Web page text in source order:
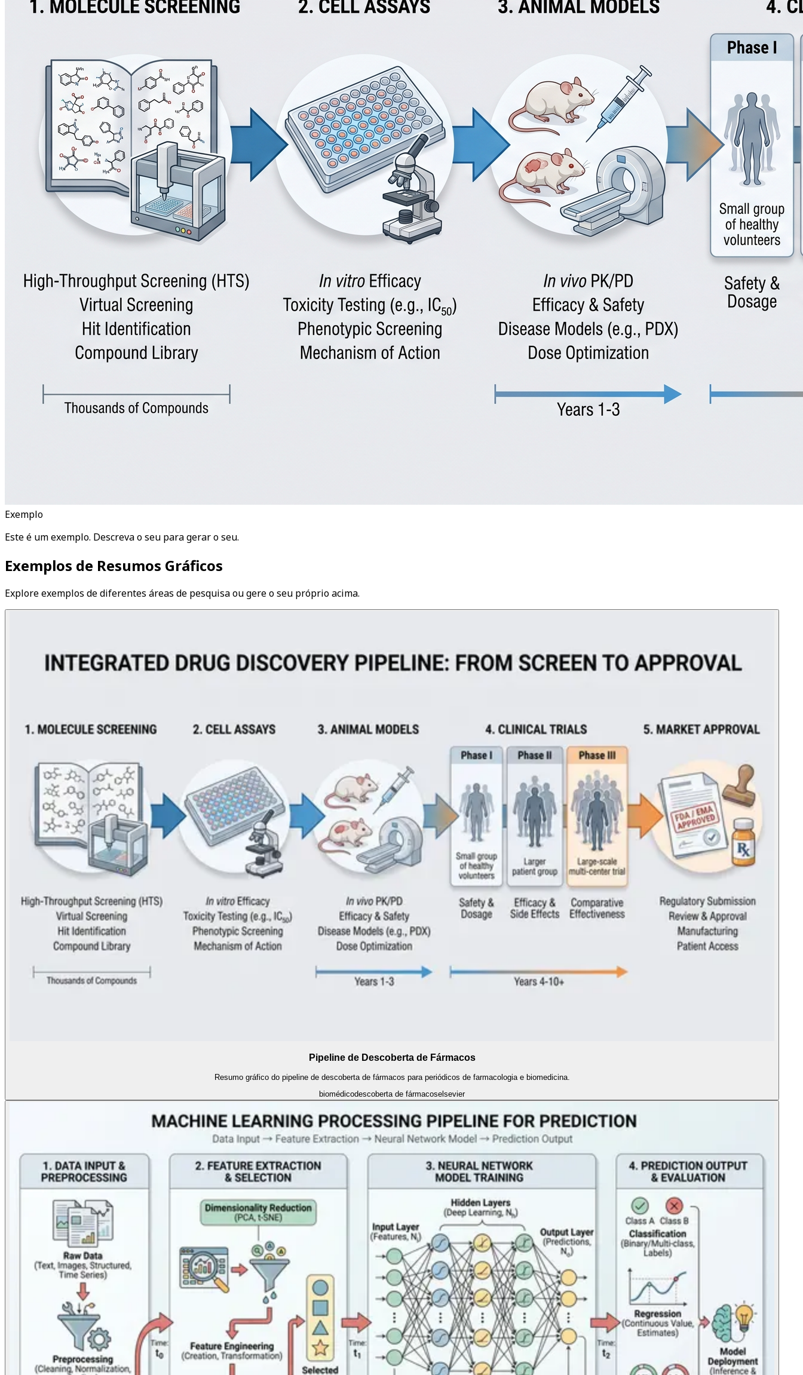
Exemplo
Este é um exemplo. Descreva o seu para gerar o seu.
Exemplos de Resumos Gráficos
Explore exemplos de diferentes áreas de pesquisa ou gere o seu próprio acima.
Pipeline de Descoberta de Fármacos
Resumo gráfico do pipeline de descoberta de fármacos para periódicos de farmacologia e biomedicina.
biomédicodescoberta de fármacoselsevier